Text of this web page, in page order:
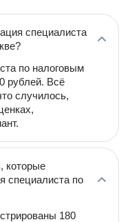
специалиста
по налоговым
рублей. Всё
случилось,
которые
специалиста по
180